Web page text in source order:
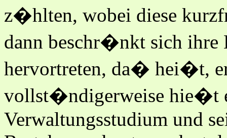
z�hlten, wobei diese
dann beschr�nkt sich ihre
hervortreten, da� hei�t,
vollst�ndigerweise hie�t
Verwaltungsstudium und